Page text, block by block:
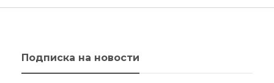
Подписка на новости